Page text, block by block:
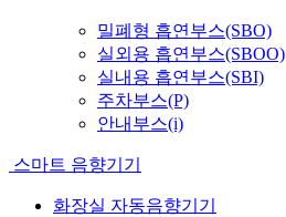
밀폐형 흡연부스(SBO)
실외용 흡연부스(SBOO)
실내용 흡연부스(SBI)
주차부스(P)
안내부스(i)
스마트 음향기기
화장실 자동음향기기